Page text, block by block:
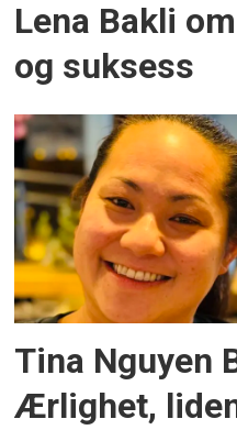
Lena Bakli
og suksess
Tina Nguyen
Ærlighet,